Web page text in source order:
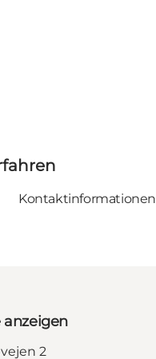
Kontaktinformationen
anzeigen
2